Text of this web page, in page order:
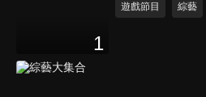
1
遊戲節目
綜藝